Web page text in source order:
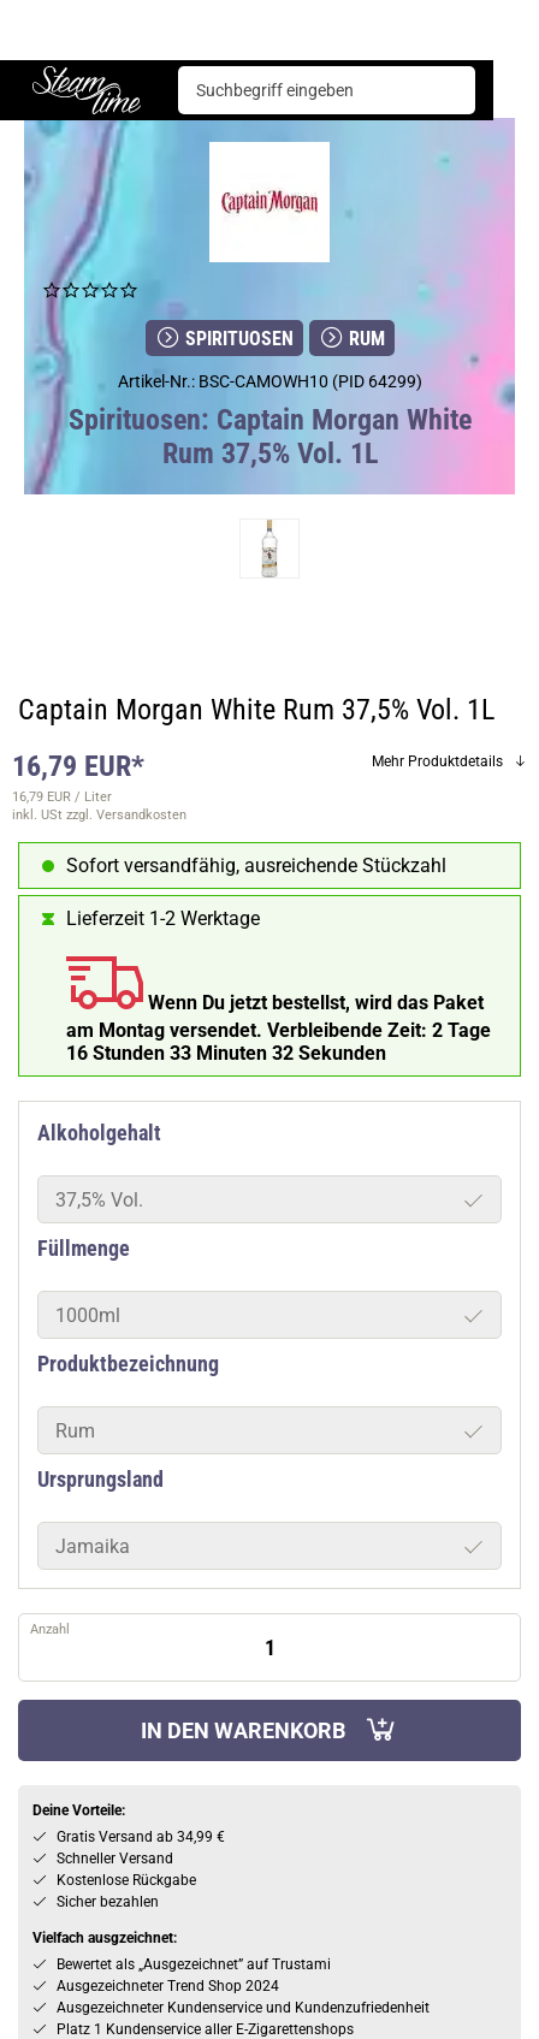
Steam time
Spirituosen Captain Morgan White Rum 37,5% Vol. 1L
SPIRITUOSEN RUM
Artikel-Nr.: BSC-CAMOWH10 (PID 64299)
Spirituosen: Captain Morgan White
Rum 37,5% Vol. 1L
Captain Morgan White Rum 37,5% Vol. 1L
16,79 EUR*
16,79 EUR / Liter
inkl. USt zzgl. Versandkosten
Mehr Produktdetails
Sofort versandfähig, ausreichende Stückzahl
Lieferzeit 1-2 Werktage
Wenn Du jetzt bestellst, wird das Paket
am Montag versendet. Verbleibende Zeit: 2 Tage
16 Stunden 33 Minuten 31 Sekunden
Alkoholgehalt
37,5% Vol.
Füllmenge
1000ml
Produktbezeichnung
Rum
Ursprungsland
Jamaika
Anzahl
IN DEN WARENKORB
Deine Vorteile:
Gratis Versand ab 34,99 €
Schneller Versand
Kostenlose Rückgabe
Sicher bezahlen
Vielfach ausgzeichnet:
Bewertet als „Ausgezeichnet” auf Trustami
Ausgezeichneter Trend Shop 2024
Ausgezeichneter Kundenservice und Kundenzufriedenheit
Platz 1 Kundenservice aller E-Zigarettenshops